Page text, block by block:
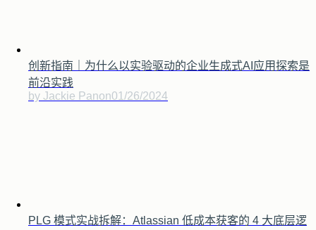
创新指南｜为什么以实验驱动的企业生成式AI应用探索是
前沿实践
by Jackie Panon01/26/2024
PLG 模式实战拆解：Atlassian 低成本获客的 4 大底层逻